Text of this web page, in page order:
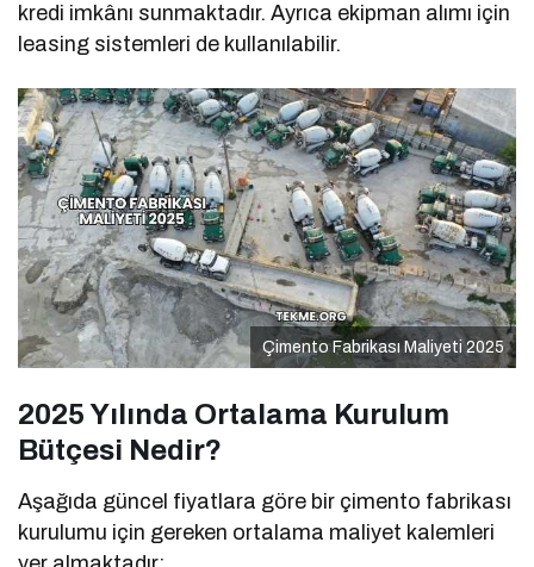
kredi imkânı sunmaktadır. Ayrıca ekipman alımı için
leasing sistemleri de kullanılabilir.
Çimento Fabrikası Maliyeti 2025
2025 Yılında Ortalama Kurulum
Bütçesi Nedir?
Aşağıda güncel fiyatlara göre bir çimento fabrikası
kurulumu için gereken ortalama maliyet kalemleri